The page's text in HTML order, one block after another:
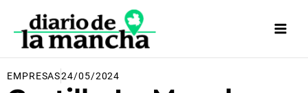
contenido
EMPRESAS24/05/2024